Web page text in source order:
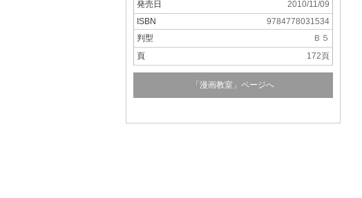
発売日
2010/11/09
ISBN
9784778031534
判型
Ｂ５
頁
172頁
「漫画教室」ページへ